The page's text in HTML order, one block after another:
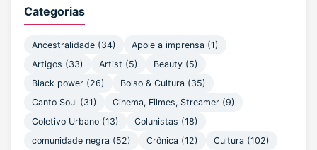
Categorias
Ancestralidade (34) Apoie a imprensa (1)
Artigos (33) Artist (5) Beauty (5)
Black power (26) Bolso & Cultura (35)
Canto Soul (31) Cinema, Filmes, Streamer (9)
Coletivo Urbano (13) Colunistas (18)
comunidade negra (52) Crônica (12) Cultura (102)